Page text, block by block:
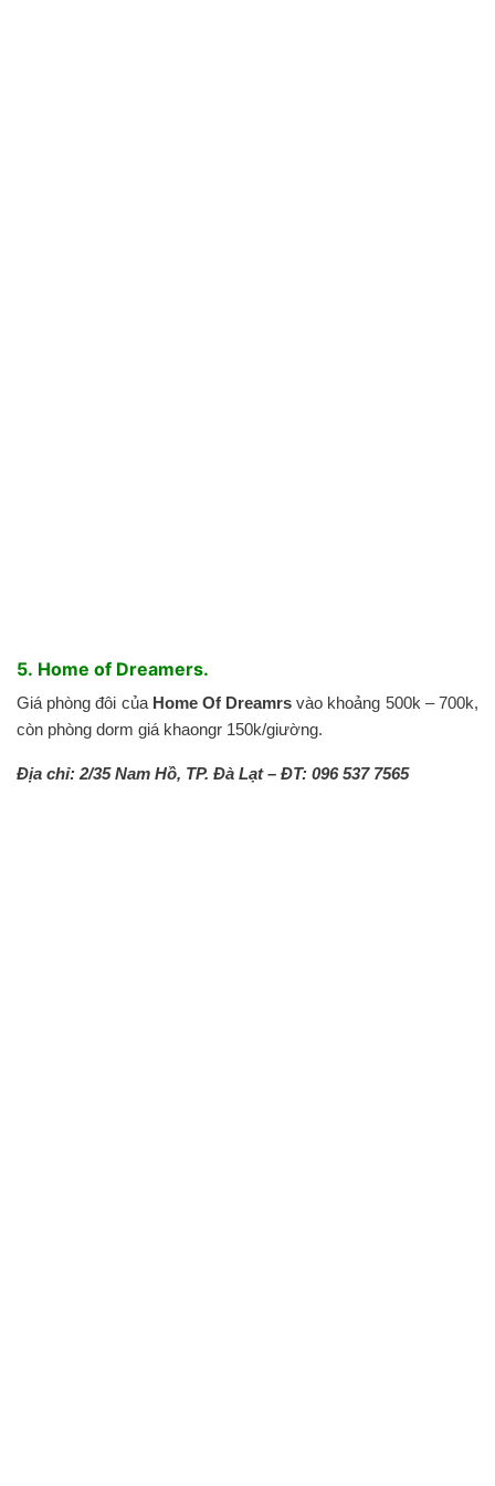
5. Home of Dreamers.
Giá phòng đôi của Home Of Dreamrs vào khoảng 500k – 700k,
còn phòng dorm giá khaongr 150k/giường.
Địa chỉ: 2/35 Nam Hồ, TP. Đà Lạt – ĐT: 096 537 7565